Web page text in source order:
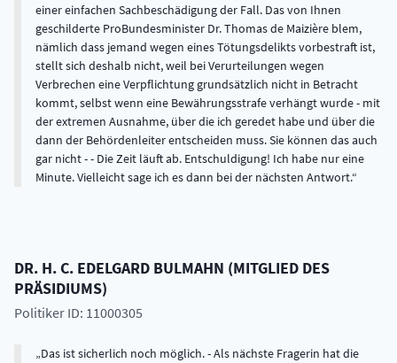
einer einfachen Sachbeschädigung der Fall. Das von Ihnen
geschilderte ProBundesminister Dr. Thomas de Maizière blem,
nämlich dass jemand wegen eines Tötungsdelikts vorbestraft ist,
stellt sich deshalb nicht, weil bei Verurteilungen wegen
Verbrechen eine Verpflichtung grundsätzlich nicht in Betracht
kommt, selbst wenn eine Bewährungsstrafe verhängt wurde - mit
der extremen Ausnahme, über die ich geredet habe und über die
dann der Behördenleiter entscheiden muss. Sie können das auch
gar nicht - - Die Zeit läuft ab. Entschuldigung! Ich habe nur eine
Minute. Vielleicht sage ich es dann bei der nächsten Antwort.
DR. H. C. EDELGARD BULMAHN (MITGLIED DES
PRÄSIDIUMS)
Politiker ID: 11000305
Das ist sicherlich noch möglich. - Als nächste Fragerin hat die